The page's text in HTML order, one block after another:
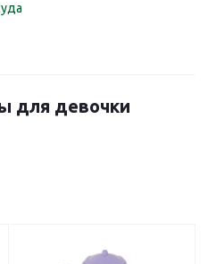
для девочки